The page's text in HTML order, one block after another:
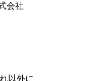
会社
以外に